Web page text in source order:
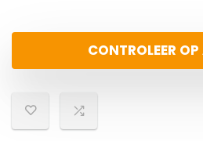
CONTROLEER